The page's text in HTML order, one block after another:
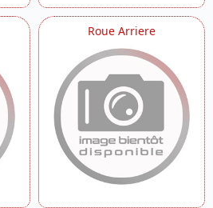
Roue Arriere